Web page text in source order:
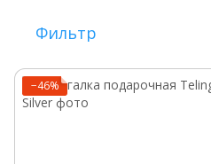
Фильтр
−46%